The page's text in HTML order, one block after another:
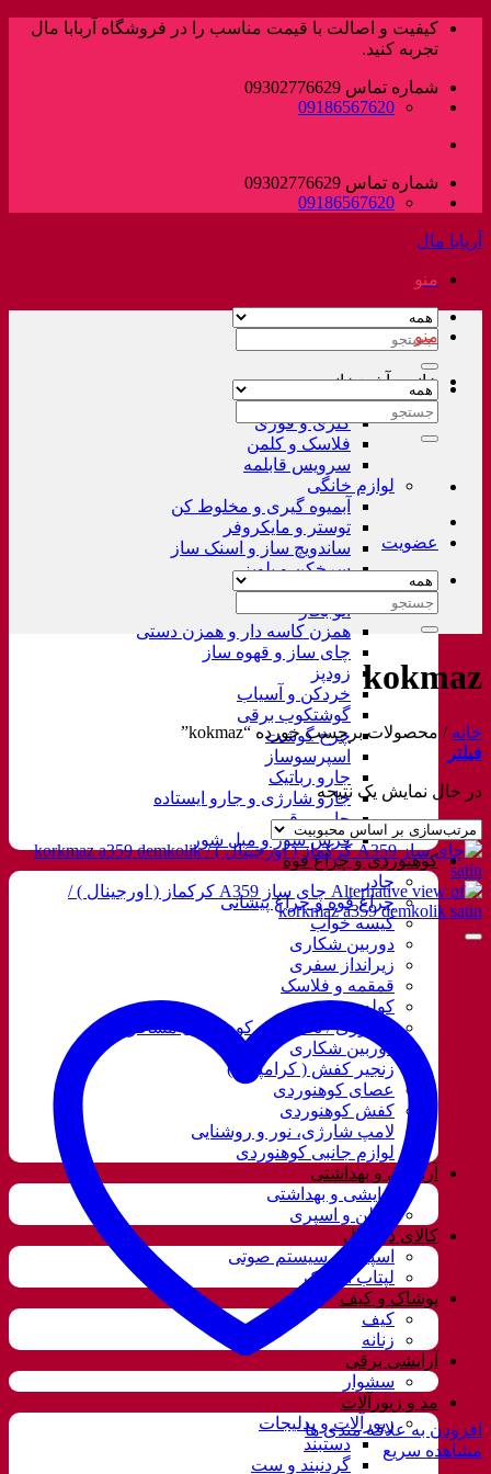
پرش
کیفیت و اصالت با قیمت مناسب را در فروشگاه آربابا مال
تجربه کنید.
شماره تماس 09302776629
09186567620
شماره تماس 09302776629
09186567620
آربابا مال
منو
جستجو
خانه و آشپزخانه
لوازم خانگی غیر برقی
کتری و قوری
فلاسک و کلمن
سرویس قابلمه
لوازم خانگی
آبمیوه گیری و مخلوط کن
توستر و مایکروفر
ساندویچ ساز و اسنک ساز
سرخکن و پلوپز
غذاساز
اتو بخار
همزن کاسه دار و همزن دستی
چای ساز و قهوه ساز
زودپز
خردکن و آسیاب
گوشتکوب برقی
چرخ گوشت
اسپرسوساز
جارو رباتیک
جارو شارژی و جارو ایستاده
جارو برقی
فرش شور و مبل شور
کوهنوردی و چراغ قوه
چادر
چراغ قوه و چراغ پیشانی
کیسه خواب
دوربین شکاری
زیرانداز سفری
قمقمه و فلاسک
کوله پشتی
ننو توری / تخت آویز کوهنوردی مسافرتی
دوربین شکاری
زنجیر کفش ( کرامپون )
عصای کوهنوردی
کفش کوهنوردی
لامپ شارژی، نور و روشنایی
لوازم جانبی کوهنوردی
آرایشی و بهداشتی
آرایشی و بهداشتی
ادکلن و اسپری
کالای دیجیتال
اسپیکر و سیستم صوتی
لپتاب استوک
پوشاک و کیف
کیف
زنانه
آرایشی برقی
سشوار
مد و زیورآلات
زیورآلات و بدلیجات
دستبند
گردنبند و ست
منو
جستجو
عضویت
جستجو
kokmaz
خانه / محصولات برچسب خورده “kokmaz”
فیلتر
در حال نمایش یک نتیجه
افزودن به علاقه مندی ها
مشاهده سریع